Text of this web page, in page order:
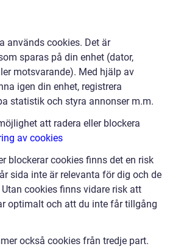
används cookies. Det är
sparas på din enhet (dator,
motsvarande). Med hjälp av
igen din enhet, registrera
statistik och styra annonser m.m.
att radera eller blockera
av cookies
blockerar cookies finns det en risk
sida inte är relevanta för dig och de
cookies finns vidare risk att
optimalt och att du inte får tillgång
också cookies från tredje part.